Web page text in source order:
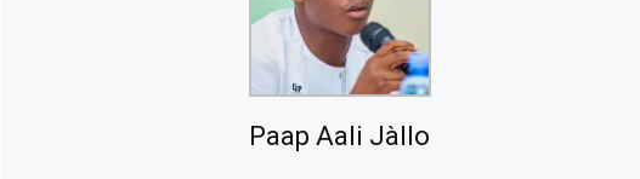
Paap Aali Jàllo